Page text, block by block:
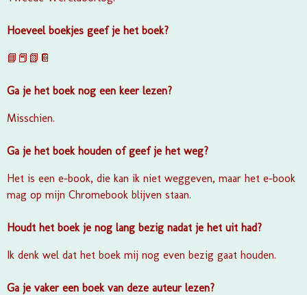
Hoeveel boekjes geef je het boek?
📘📕📗📔
Ga je het boek nog een keer lezen?
Misschien.
Ga je het boek houden of geef je het weg?
Het is een e-book, die kan ik niet weggeven, maar het e-book
mag op mijn Chromebook blijven staan.
Houdt het boek je nog lang bezig nadat je het uit had?
Ik denk wel dat het boek mij nog even bezig gaat houden.
Ga je vaker een boek van deze auteur lezen?